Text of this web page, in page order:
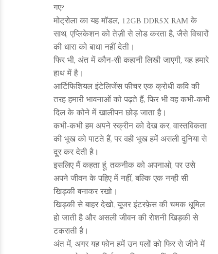
गए?
मोट्रोला का यह मॉडल, 12GB DDR5X RAM के
साथ, एप्लिकेशन को तेज़ी से लोड करता है, जैसे विचारों
की धारा को बाधा नहीं देती।
फिर भी, अंत में कौन‑सी कहानी लिखी जाएगी, यह हमारे
हाथ में है।
आर्टिफिशियल इंटेलिजेंस फीचर एक क्रोधी कवि की
तरह हमारी भावनाओं को पढ़ते हैं, फिर भी वह कभी‑कभी
दिल के कोने में खालीपन छोड़ जाता है।
कभी‑कभी हम अपने स्क्रीन को देख कर, वास्तविकता
की भूख को पाटते हैं, पर वही भूख हमें असली दुनिया से
दूर कर देती है।
इसलिए मैं कहता हूं, तकनीक को अपनाओ, पर उसे
अपने जीवन के पहिए में नहीं, बल्कि एक नन्ही सी
खिड़की बनाकर रखो।
खिड़की से बाहर देखो, यूजर इंटरफ़ेस की चमक धूमिल
हो जाती है और असली जीवन की रोशनी खिड़की से
टकराती है।
अंत में, अगर यह फोन हमें उन पलों को फिर से जीने में